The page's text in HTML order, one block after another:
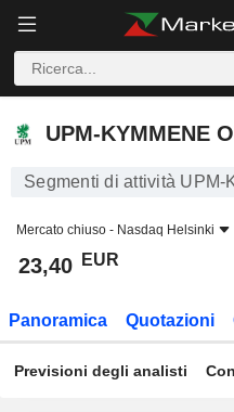
UPM-KYMMENE OYJ
UPM-KYMMENE
Segmenti di attività UPM-
Mercato chiuso - Nasdaq Helsinki
23,40 EUR
Panoramica Quotazioni
Previsioni degli analisti